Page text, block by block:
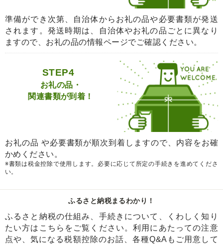
準備ができ次第、自治体からお礼の品や必要書類が発送
されます。発送時期は、自治体やお礼の品ごとに異なり
ますので、お礼の品の情報ページでご確認ください。
STEP4
お礼の品・
関連書類が到着！
お礼の品 や必要書類が順次到着しますので、内容をお確
かめください。
※書類は税金控除で使用します。必要に応じて所定の手続きを進めてくださ
い。
ふるさと納税まるわかり！
ふるさと納税の仕組み、手続きについて、くわしく知り
たい方はこちらをご覧ください。利用にあたっての注意
点や、気になる税額控除のお話、各種Q&Aもご用意して